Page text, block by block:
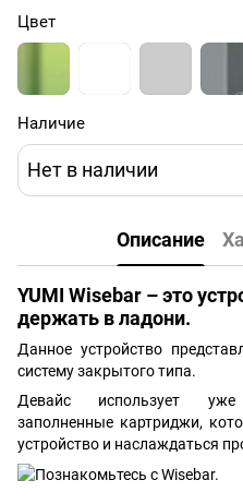
Цвет
Наличие
Нет в наличии
Описание
YUMI Wisebar – это
держать в ладони.
Данное устройство
систему закрытого типа.
Девайс использует уже
заполненные картриджи,
устройство и наслаждаться